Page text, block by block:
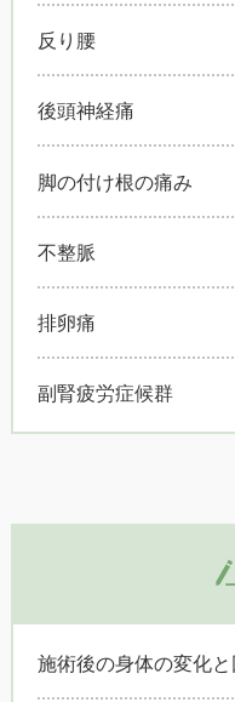
反り腰
後頭神経痛
脚の付け根の痛み
不整脈
排卵痛
副腎疲労症候群
施術後の身体の変化